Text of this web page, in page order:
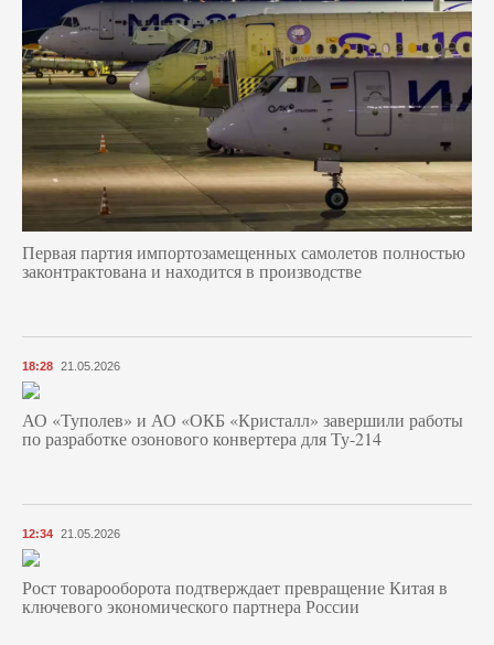
Первая партия импортозамещенных самолетов полностью
законтрактована и находится в производстве
18:28 21.05.2026
АО «Туполев» и АО «ОКБ «Кристалл» завершили работы
по разработке озонового конвертера для Ту-214
12:34 21.05.2026
Рост товарооборота подтверждает превращение Китая в
ключевого экономического партнера России